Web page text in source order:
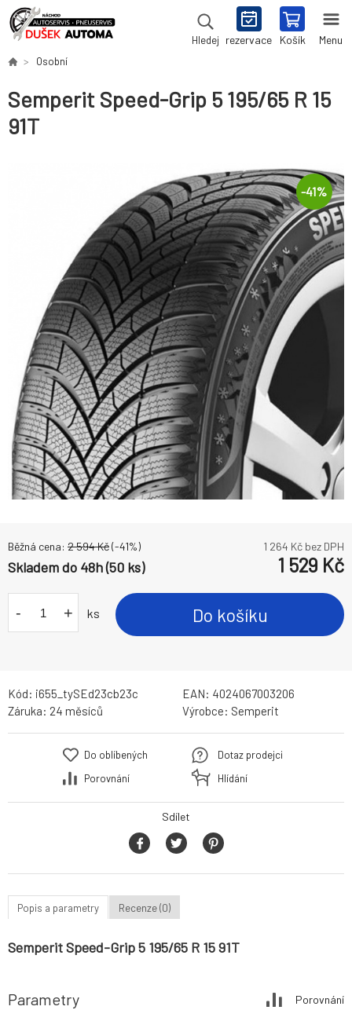
Hledej rezervace Košík Menu
Osobní
Semperit Speed-Grip 5 195/65 R 15
91T
-41%
Běžná cena: 2 594Kč(-41%) 1 264 Kč bez DPH
Skladem do 48h (50 ks) 1 529 Kč
- + ks Do košíku
Kód: i655_tySEd23cb23c EAN: 4024067003206
Záruka: 24 měsíců Výrobce: Semperit
Do oblíbených
Porovnání
Dotaz prodejci
Hlídání
Sdílet
Popis a parametry Recenze (0)
Semperit Speed-Grip 5 195/65 R 15 91T
Parametry Porovnání